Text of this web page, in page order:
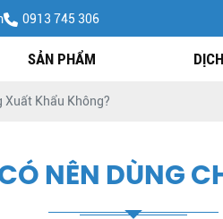
0913 745 306
SẢN PHẨM
Xuất Khẩu Không?
NÊN DÙNG